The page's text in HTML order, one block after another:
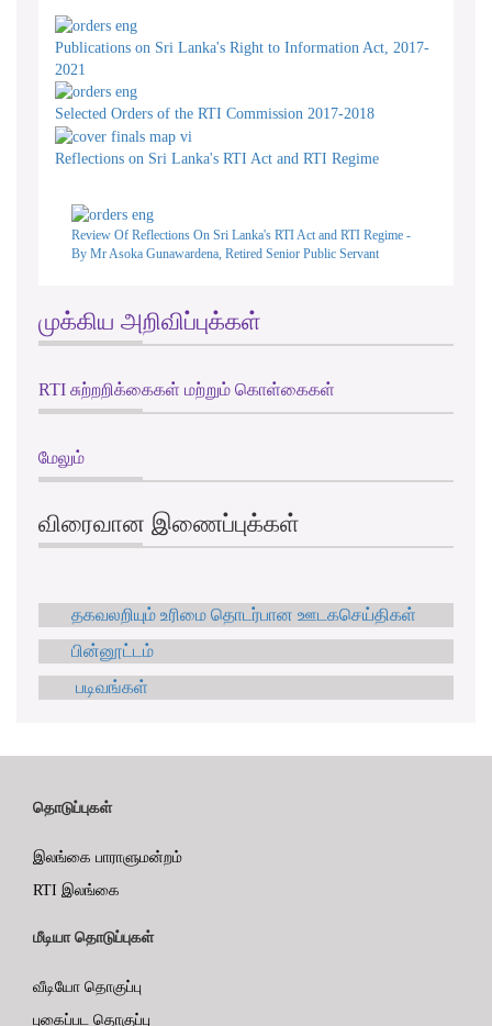
Publications on Sri Lanka's Right to Information Act, 2017-
2021
Selected Orders of the RTI Commission 2017-2018
Reflections on Sri Lanka's RTI Act and RTI Regime
Review Of Reflections On Sri Lanka's RTI Act and RTI Regime -
By Mr Asoka Gunawardena, Retired Senior Public Servant
முக்கிய அறிவிப்புக்கள்
RTI சுற்றறிக்கைகள் மற்றும் கொள்கைகள்
மேலும்
விரைவான இணைப்புக்கள்
தகவலறியும் உரிமை தொடர்பான ஊடகசெய்திகள்
பின்னூட்டம்
படிவங்கள்
தொடுப்புகள்
இலங்கை பாராளுமன்றம்
RTI இலங்கை
மீடியா தொடுப்புகள்
வீடியோ தொகுப்பு
புகைப்பட தொகுப்பு